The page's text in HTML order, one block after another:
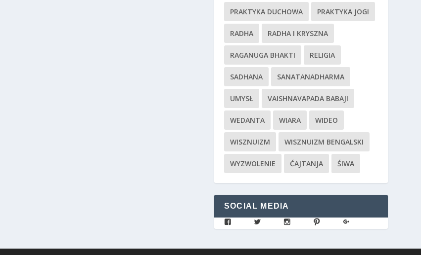
PRAKTYKA DUCHOWA PRAKTYKA JOGI
RADHA RADHA I KRYSZNA
RAGANUGA BHAKTI RELIGIA
SADHANA SANATANADHARMA
UMYSŁ VAISHNAVAPADA BABAJI
WEDANTA WIARA WIDEO
WISZNUIZM WISZNUIZM BENGALSKI
WYZWOLENIE ĆAJTANJA ŚIWA
SOCIAL MEDIA